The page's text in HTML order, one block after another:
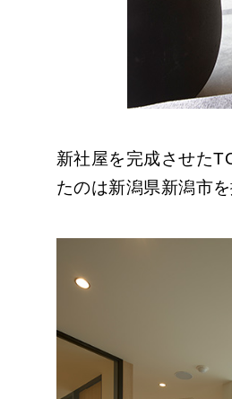
新社屋を完成させた
たのは新潟県新潟市